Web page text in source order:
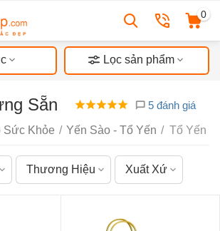
0
Lọc sản phẩm
Sẵn 5 đánh giá
Sức Khỏe / Yến Sào - Tổ Yến / Tổ Yến
Thương Hiệu Xuất Xứ